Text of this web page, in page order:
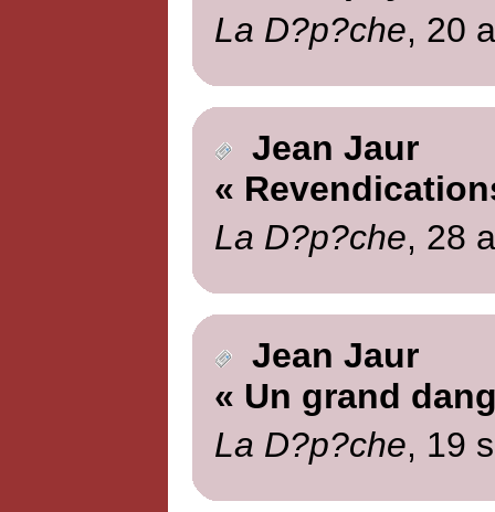
La D?p?che, 20
Jean Jaur
«
La D?p?che, 28
Jean Jaur
« Un grand
La D?p?che, 19